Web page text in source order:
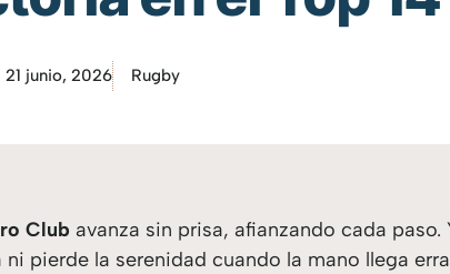
21 junio, 2026 Rugby
Club avanza sin prisa, afianzando cada paso.
pierde la serenidad cuando la mano llega